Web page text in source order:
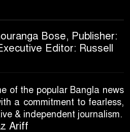
Bose, Publisher:
Editor: Russell
of the popular Bangla news
a commitment to fearless,
& independent journalism.
Ariff